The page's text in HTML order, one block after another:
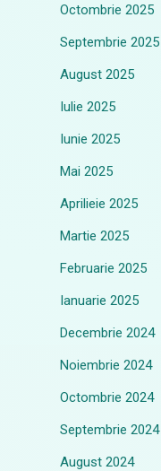
Octombrie 2025
Septembrie 2025
August 2025
Iulie 2025
Iunie 2025
Mai 2025
Aprilieie 2025
Martie 2025
Februarie 2025
Ianuarie 2025
Decembrie 2024
Noiembrie 2024
Octombrie 2024
Septembrie 2024
August 2024